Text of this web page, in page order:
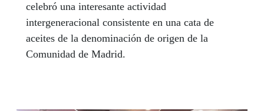
celebró una interesante actividad
intergeneracional consistente en una cata de
aceites de la denominación de origen de la
Comunidad de Madrid.